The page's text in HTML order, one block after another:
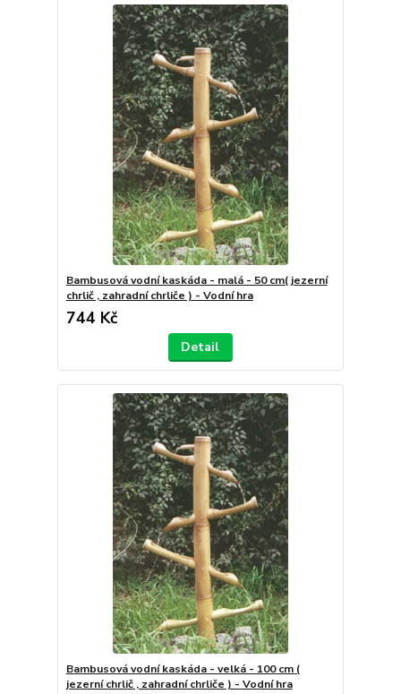
Bambusová vodní kaskáda - malá - 50 cm( jezerní
chrlič , zahradní chrliče ) - Vodní hra
744 Kč
Detail
Bambusová vodní kaskáda - velká - 100 cm (
jezerní chrlič , zahradní chrliče ) - Vodní hra